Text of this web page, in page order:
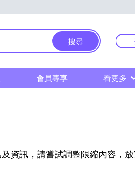
搜尋
會員專享 看更多
資訊，請嘗試調整限縮內容，放